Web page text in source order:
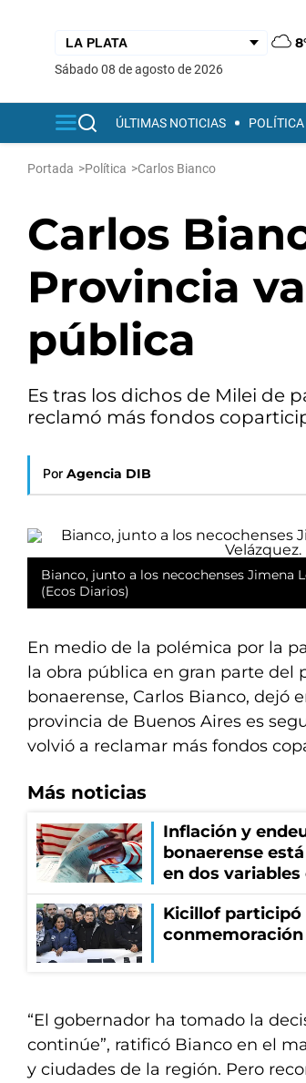
sábado 08 de agosto de 2026
ÚLTIMAS NOTICIAS POLÍTICA
Portada >Política >Carlos Bianco
Carlos
Provincia
pública
Es tras los dichos de Milei de
reclamó más fondos
Por Agencia DIB
Bianco, junto a los necochenses Jimena
(Ecos Diarios)
En medio de la polémica por la
la obra pública en gran parte del
bonaerense, Carlos Bianco, dejó
provincia de Buenos Aires es
volvió a reclamar más fondos
Más noticias
Inflación y
bonaerense
en dos variables
Kicillof participó
conmemoración
“El gobernador ha tomado la
continúe”, ratificó Bianco en el
y ciudades de la región. Pero